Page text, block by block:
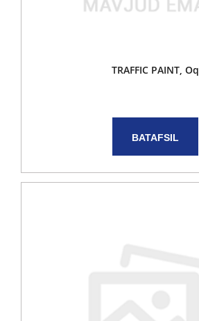
TRAFFIC PAINT, Oq
BATAFSIL